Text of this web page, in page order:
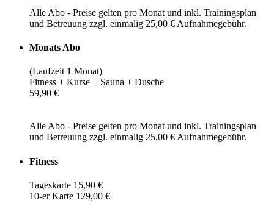
Alle Abo - Preise gelten pro Monat und inkl. Trainingsplan
und Betreuung zzgl. einmalig 25,00 € Aufnahmegebühr.
Monats Abo
(Laufzeit 1 Monat)
Fitness + Kurse + Sauna + Dusche
59,90 €
Alle Abo - Preise gelten pro Monat und inkl. Trainingsplan
und Betreuung zzgl. einmalig 25,00 € Aufnahmegebühr.
Fitness
Tageskarte 15,90 €
10-er Karte 129,00 €